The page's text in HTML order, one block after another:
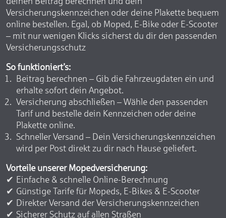
Versicherungskennzeichen oder deine Plakette bequem
online bestellen. Egal, ob Moped, E-Bike oder E-Scooter
– mit nur wenigen Klicks sicherst du dir den passenden
Versicherungsschutz
So funktioniert’s:
Beitrag berechnen – Gib die Fahrzeugdaten ein und
erhalte sofort dein Angebot.
Versicherung abschließen – Wähle den passenden
Tarif und bestelle dein Kennzeichen oder deine
Plakette online.
Schneller Versand – Dein Versicherungskennzeichen
wird per Post direkt zu dir nach Hause geliefert.
Vorteile unserer Mopedversicherung:
Einfache & schnelle Online-Berechnung
Günstige Tarife für Mopeds, E-Bikes & E-Scooter
Direkter Versand der Versicherungskennzeichen
Sicherer Schutz auf allen Straßen